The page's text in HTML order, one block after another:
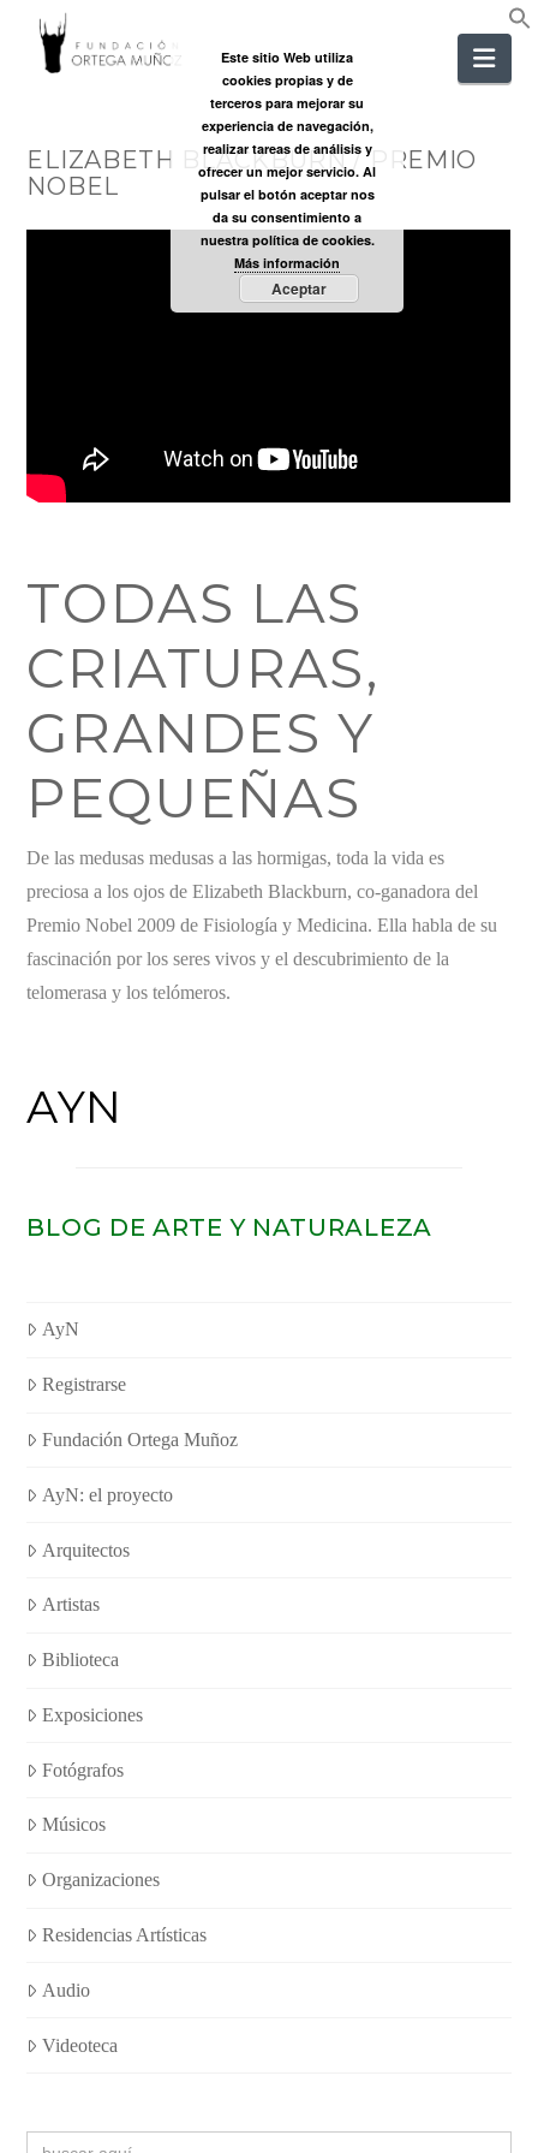
ORTEGA
MUÑOZ
ELIZABETH BLACKBURN / PREMIO
NOBEL
TODAS LAS
CRIATURAS,
GRANDES Y
PEQUEÑAS
De las medusas medusas a las hormigas, toda la vida es
preciosa a los ojos de Elizabeth Blackburn, co-ganadora del
Premio Nobel 2009 de Fisiología y Medicina. Ella habla de su
fascinación por los seres vivos y el descubrimiento de la
telomerasa y los telómeros.
AYN
BLOG DE ARTE Y NATURALEZA
AyN
Registrarse
Fundación Ortega Muñoz
AyN: el proyecto
Arquitectos
Artistas
Biblioteca
Exposiciones
Fotógrafos
Músicos
Organizaciones
Residencias Artísticas
Audio
Videoteca
Buscar:
Este sitio Web utiliza
cookies propias y de
terceros para mejorar su
experiencia de navegación,
realizar tareas de análisis y
ofrecer un mejor servicio. Al
pulsar el botón aceptar nos
da su consentimiento a
nuestra política de cookies.
Más información
Aceptar